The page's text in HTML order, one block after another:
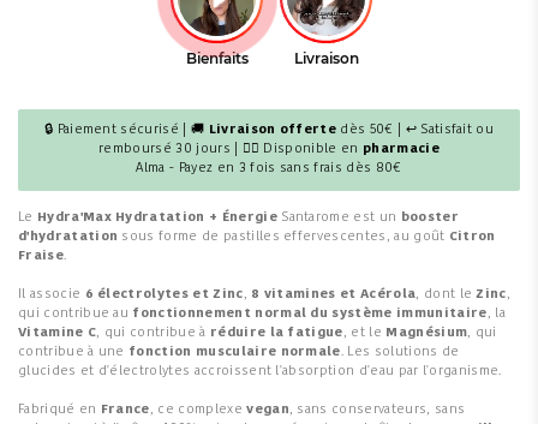
🔒 Paiement sécurisé | 🚚 Livraison offerte dès 50€ | ↩ Satisfait ou
remboursé 30 jours | 👩‍⚕️ Disponible en pharmacie
Alma - Payez en 3 fois sans frais dès 80€
Le Hydra'Max Hydratation + ÉnergieSantarome est un booster
d'hydratation sous forme de pastilles effervescentes, au goût Citron
Fraise.
Il associe 6 électrolytes et Zinc, 8 vitamines et Acérola, dont leZinc,
qui contribue au fonctionnement normal du système immunitaire, la
Vitamine C, qui contribue à réduire la fatigue, et le Magnésium, qui
contribue à une fonction musculaire normale. Les solutions de
glucides et d'électrolytes accroissent l'absorption d'eau par l'organisme.
Fabriqué en France, ce complexevegan, sans conservateurs, sans